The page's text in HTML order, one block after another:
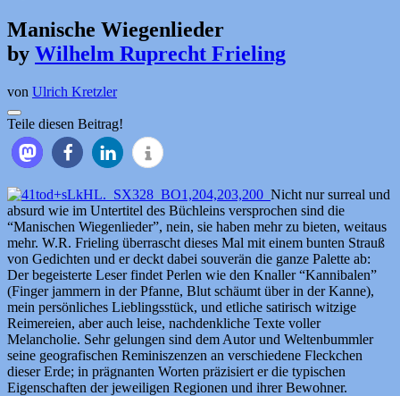
Manische Wiegenlieder
by Wilhelm Ruprecht Frieling
von Ulrich Kretzler
Teile diesen Beitrag!
Nicht nur surreal und
absurd wie im Untertitel des Büchleins versprochen sind die
“Manischen Wiegenlieder”, nein, sie haben mehr zu bieten, weitaus
mehr. W.R. Frieling überrascht dieses Mal mit einem bunten Strauß
von Gedichten und er deckt dabei souverän die ganze Palette ab:
Der begeisterte Leser findet Perlen wie den Knaller “Kannibalen”
(Finger jammern in der Pfanne, Blut schäumt über in der Kanne),
mein persönliches Lieblingsstück, und etliche satirisch witzige
Reimereien, aber auch leise, nachdenkliche Texte voller
Melancholie. Sehr gelungen sind dem Autor und Weltenbummler
seine geografischen Reminiszenzen an verschiedene Fleckchen
dieser Erde; in prägnanten Worten präzisiert er die typischen
Eigenschaften der jeweiligen Regionen und ihrer Bewohner.